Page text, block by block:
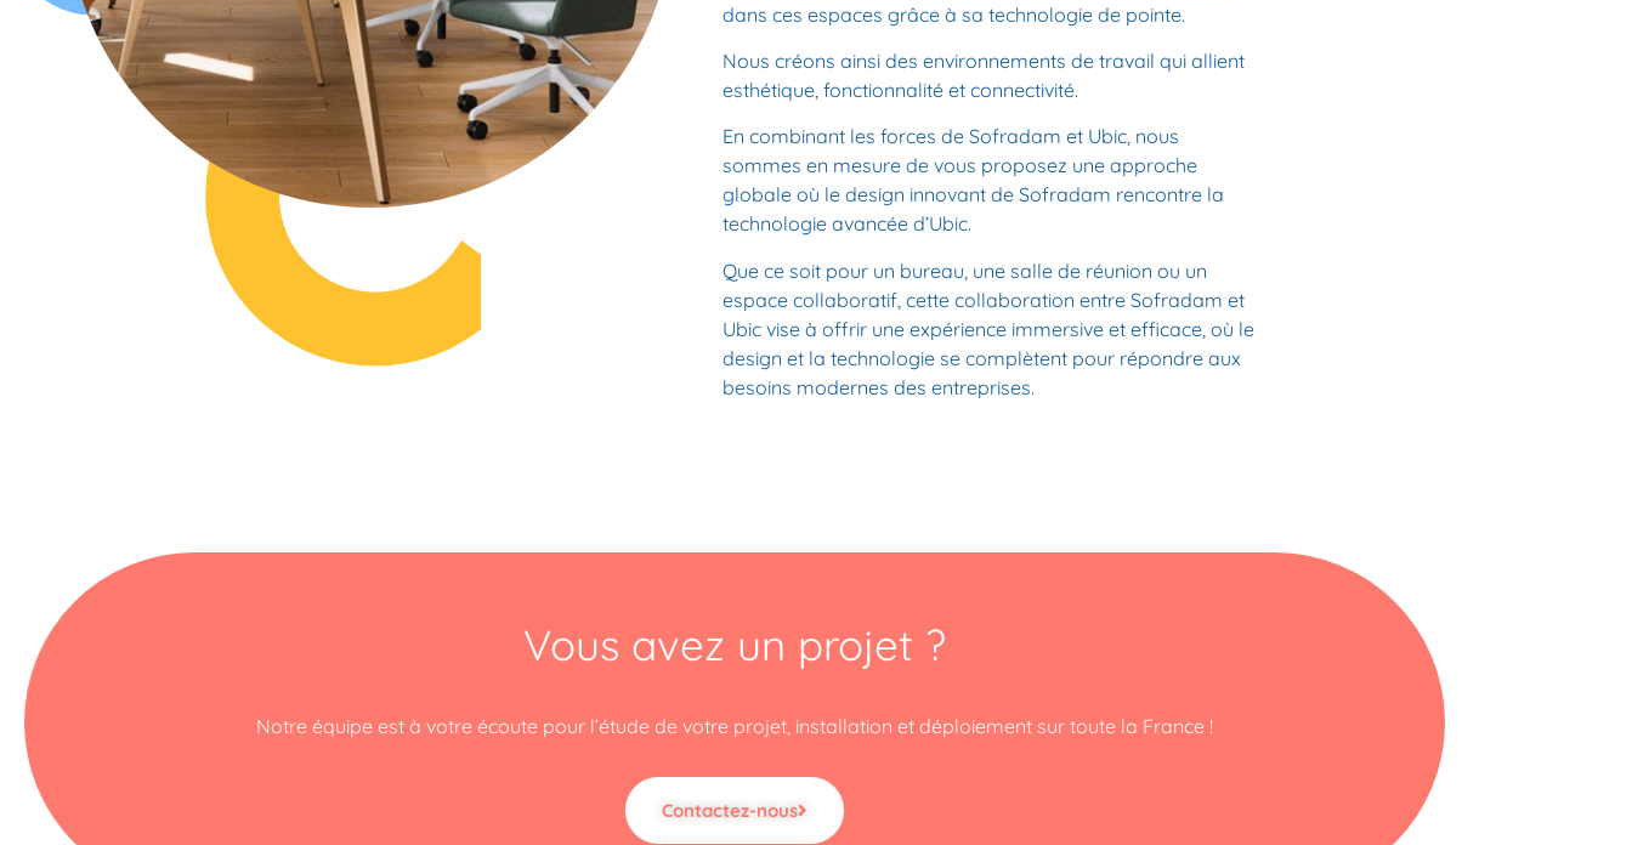
dans ces espaces grâce à sa technologie de pointe.
Nous créons ainsi des environnements de travail qui allient
esthétique, fonctionnalité et connectivité.
En combinant les forces de Sofradam et Ubic, nous
sommes en mesure de vous proposez une approche
globale où le design innovant de Sofradam rencontre la
technologie avancée d’Ubic.
Que ce soit pour un bureau, une salle de réunion ou un
espace collaboratif, cette collaboration entre Sofradam et
Ubic vise à offrir une expérience immersive et efficace, où le
design et la technologie se complètent pour répondre aux
besoins modernes des entreprises.
Vous avez un projet ?
Notre équipe est à votre écoute pour l’étude de votre projet, installation et déploiement sur toute la France !
Contactez-nous